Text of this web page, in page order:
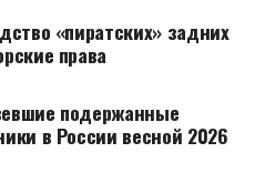
«пиратских» задних
права
подержанные
в России весной 2026